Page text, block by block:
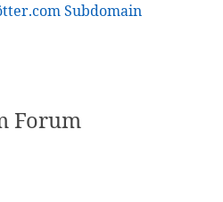
Subdomain
Forum